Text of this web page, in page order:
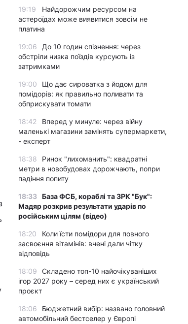
19:19
Найдорожчим ресурсом на
астероїдах може виявитися зовсім не
платина
19:06
До 10 годин спізнення: через
обстріли низка поїздів курсують із
затримками
19:00
Що дає сироватка з йодом для
помідорів: як правильно поливати та
обприскувати томати
18:42
Вперед у минуле: через війну
маленькі магазини замінять супермаркети,
- експерт
18:38
Ринок "лихоманить": квадратні
метри в новобудовах дорожчають, попри
падіння попиту
18:33 База ФСБ, кораблі та ЗРК "Бук":
Мадяр розкрив результати ударів по
російським цілям (відео)
18:20
Коли їсти помідори для повного
засвоєння вітамінів: вчені дали чітку
відповідь
18:09
Складено топ-10 найочікуваніших
ігор 2027 року – серед них є український
проєкт
18:06
Бюджетний вибір: названо головний
автомобільний бестселер у Європі